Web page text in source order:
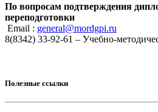
По вопросам подтверждения
переподготовки
Email : general@mordgpi.ru
8(8342) 33-92-61 – Учебно-
Полезные ссылки